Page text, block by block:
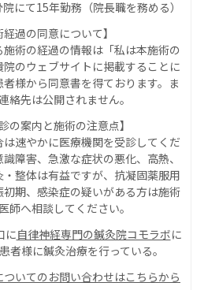
にて15年勤務（院長職を務める）
経過の同意について】
術の経過の情報は「私は本施術の
のウェブサイトに掲載することに
様から同意書を得ております。ま
絡先は公開されません。
の案内と施術の注意点】
速やかに医療機関を受診してくだ
障害、急激な症状の悪化、高熱、
整体は有益ですが、抗凝固薬服用
期、感染症の疑いがある方は施術
師へ相談してください。
に自律神経専門の鍼灸院コモラボに
者様に鍼灸治療を行っている。
いてのお問い合わせはこちらから